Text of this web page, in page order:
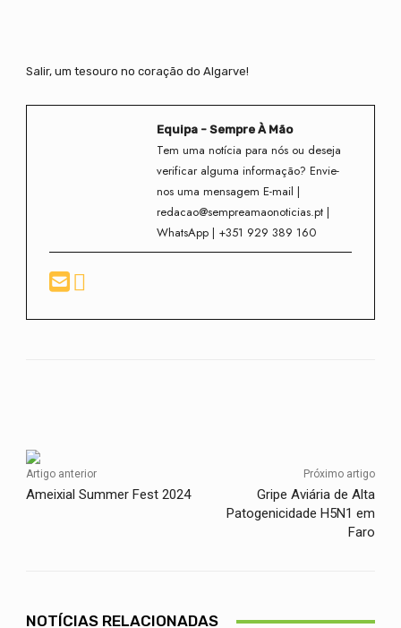
Salir, um tesouro no coração do Algarve!
Equipa - Sempre À Mão
Tem uma notícia para nós ou deseja
verificar alguma informação? Envie-
nos uma mensagem E-mail |
redacao@sempreamaonoticias.pt |
WhatsApp | +351 929 389 160
Artigo anterior
Ameixial Summer Fest 2024
Próximo artigo
Gripe Aviária de Alta
Patogenicidade H5N1 em
Faro
NOTÍCIAS RELACIONADAS